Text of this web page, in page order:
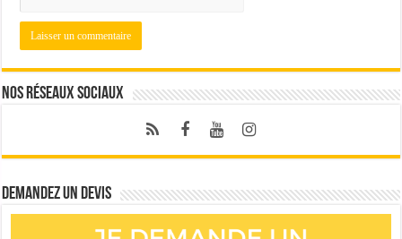
Nos réseaux sociaux
Demandez un devis